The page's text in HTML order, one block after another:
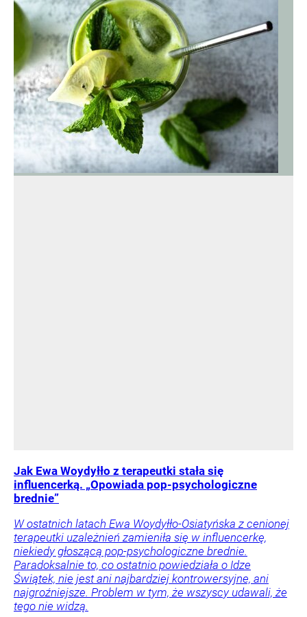
Jak Ewa Woydyłło z terapeutki stała się
influencerką. „Opowiada pop-psychologiczne
brednie”
W ostatnich latach Ewa Woydyłło-Osiatyńska z cenionej
terapeutki uzależnień zamieniła się w influencerkę,
niekiedy głoszącą pop-psychologiczne brednie.
Paradoksalnie to, co ostatnio powiedziała o Idze
Świątek, nie jest ani najbardziej kontrowersyjne, ani
najgroźniejsze. Problem w tym, że wszyscy udawali, że
tego nie widzą.